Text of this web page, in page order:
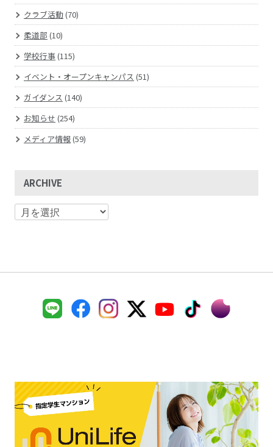
クラブ活動(70)
柔道部 (10)
学校行事(115)
イベント・オープンキャンパス (51)
ガイダンス (140)
お知らせ (254)
メディア情報(59)
ARCHIVE